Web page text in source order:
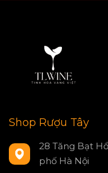
Shop Rượu Tây
28 Tăng Bạt
phố Hà Nội